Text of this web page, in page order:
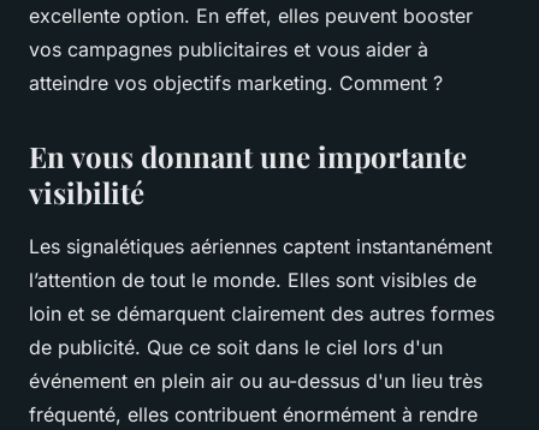
excellente option. En effet, elles peuvent booster
vos campagnes publicitaires et vous aider à
atteindre vos objectifs marketing. Comment ?
En vous donnant une importante
visibilité
Les signalétiques aériennes captent instantanément
l’attention de tout le monde. Elles sont visibles de
loin et se démarquent clairement des autres formes
de publicité. Que ce soit dans le ciel lors d'un
événement en plein air ou au-dessus d'un lieu très
fréquenté, elles contribuent énormément à rendre